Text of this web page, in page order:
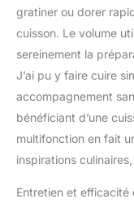
gratiner ou dorer
cuisson. Le volume
sereinement la
J’ai pu y faire cuire
accompagnement
bénéficiant d’une
multifonction en fait
inspirations
Entretien et